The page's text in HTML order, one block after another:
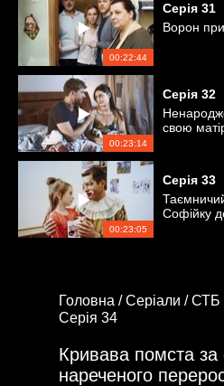
00:22:44
Серія 31
Ворон
00:23:14
Серія 32
свою
00:23:05
Серія 33
Софійку
Головна /Серіали /СТБ
Серія 34
Кривава помста за
нареченого